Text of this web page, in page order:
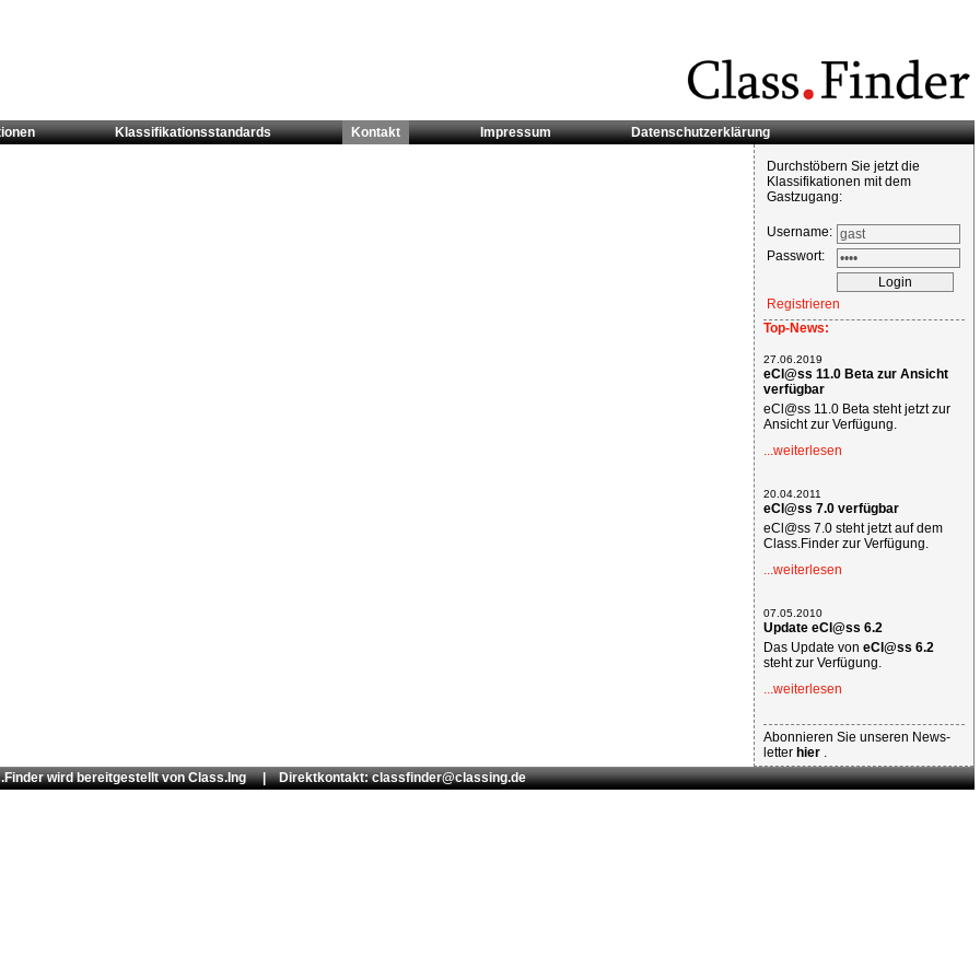
Klassifikationsstandards Kontakt Impressum Datenschutzerklärung
Durchstöbern Sie jetzt die
Klassifikationen mit dem
Gastzugang:
Username:
Passwort:
Registrieren
Top-News:
27.06.2019
eCl@ss 11.0 Beta zur Ansicht
verfügbar
eCl@ss 11.0 Beta steht jetzt zur
Ansicht zur Verfügung.
...weiterlesen
20.04.2011
eCl@ss 7.0 verfügbar
eCl@ss 7.0 steht jetzt auf dem
Class.Finder zur Verfügung.
...weiterlesen
07.05.2010
Update eCl@ss 6.2
Das Update von eCl@ss 6.2
steht zur Verfügung.
...weiterlesen
Abonnieren Sie unseren News-
letter hier .
wird bereitgestellt vonClass.Ing| Direktkontakt: classfinder@classing.de